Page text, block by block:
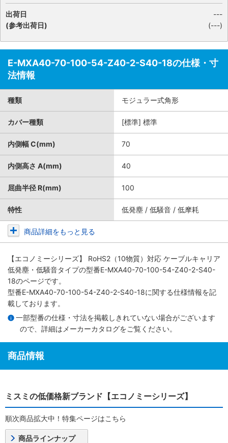
出荷日
(参考出荷日)
---
(---)
E-MXA40-70-100-54-Z40-2-S40-18の仕様・寸
法情報
種類 モジュラー式角形
カバー種類 [標準] 標準
内側幅 C(mm) 70
内側高さ A(mm) 40
屈曲半径 R(mm) 100
特性 低発塵 / 低騒音 / 低摩耗
商品詳細をもっと見る
【エコノミーシリーズ】 RoHS2（10物質）対応 ケーブルキャリア
低発塵・低騒音タイプの型番E-MXA40-70-100-54-Z40-2-S40-
18のページです。
型番E-MXA40-70-100-54-Z40-2-S40-18に関する仕様情報を記
載しております。
一部型番の仕様・寸法を掲載しきれていない場合がございます
ので、詳細は メーカーカタログをご覧ください。
商品情報
ミスミの低価格新ブランド【エコノミーシリーズ】
順次商品拡大中！特集ページはこちら
商品ラインナップ